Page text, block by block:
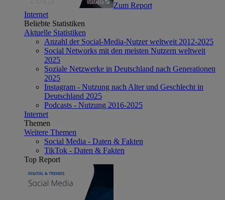
Zum Report
Internet
Beliebte Statistiken
Aktuelle Statistiken
Anzahl der Social-Media-Nutzer weltweit 2012-2025
Social Networks mit den meisten Nutzern weltweit
2025
Soziale Netzwerke in Deutschland nach Generationen
2025
Instagram - Nutzung nach Alter und Geschlecht in
Deutschland 2025
Podcasts - Nutzung 2016-2025
Internet
Themen
Weitere Themen
Social Media - Daten & Fakten
TikTok - Daten & Fakten
Top Report